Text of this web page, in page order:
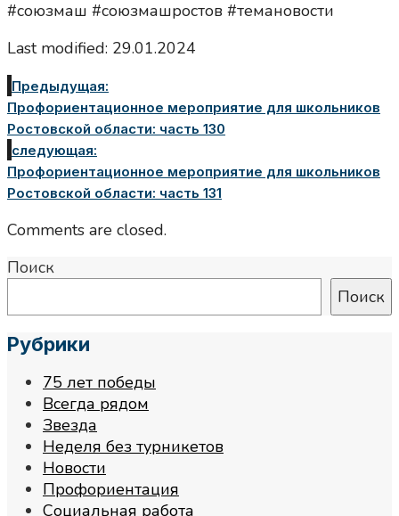
#союзмаш #союзмашростов #темановости
Last modified: 29.01.2024
Предыдущая:
Профориентационное мероприятие для школьников
Ростовской области: часть 130
следующая:
Профориентационное мероприятие для школьников
Ростовской области: часть 131
Comments are closed.
Поиск
Поиск
Рубрики
75 лет победы
Всегда рядом
Звезда
Неделя без турникетов
Новости
Профориентация
Социальная работа